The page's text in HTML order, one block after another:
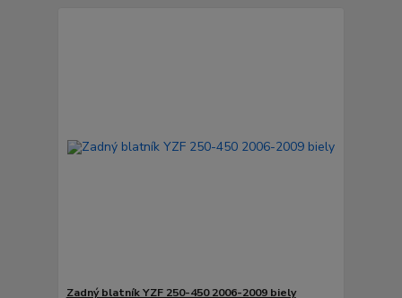
Zadný blatník YZF 250-450 2006-2009 biely